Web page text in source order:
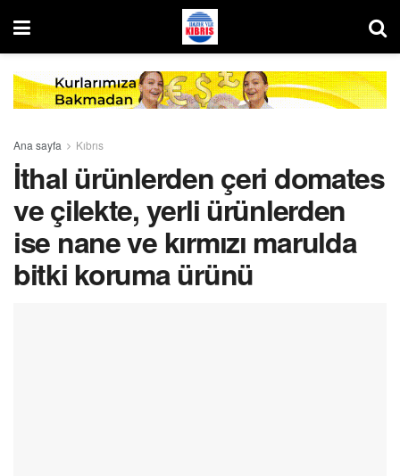
Ana sayfa Kıbrıs
İthal ürünlerden çeri domates
ve çilekte, yerli ürünlerden
ise nane ve kırmızı marulda
bitki koruma ürünü